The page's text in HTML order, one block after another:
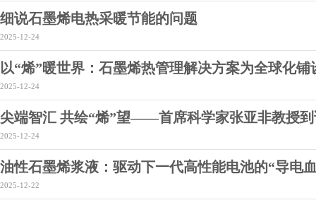
细说石墨烯电热采暖节能的问题
2025-12-24
以“烯”暖世界：石墨烯热管理解决方案为全球化铺
2025-12-24
尖端智汇 共绘“烯”望——首席科学家张亚非教授
2025-12-24
油性石墨烯浆液：驱动下一代高性能电池的“导电
2025-12-22